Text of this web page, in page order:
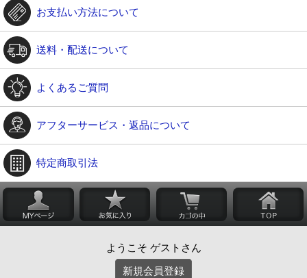
お支払い方法について
送料・配送について
よくあるご質問
アフターサービス・返品について
特定商取引法
ようこそ ゲストさん
新規会員登録